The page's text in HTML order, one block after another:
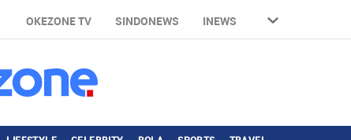
OKEZONE TV SINDONEWS INEWS